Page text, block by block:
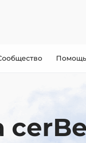
Помощь